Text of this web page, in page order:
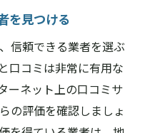
を見つける
信頼できる業者を選ぶ
口コミは非常に有用な
ーネット上の口コミサ
の評価を確認しましょ